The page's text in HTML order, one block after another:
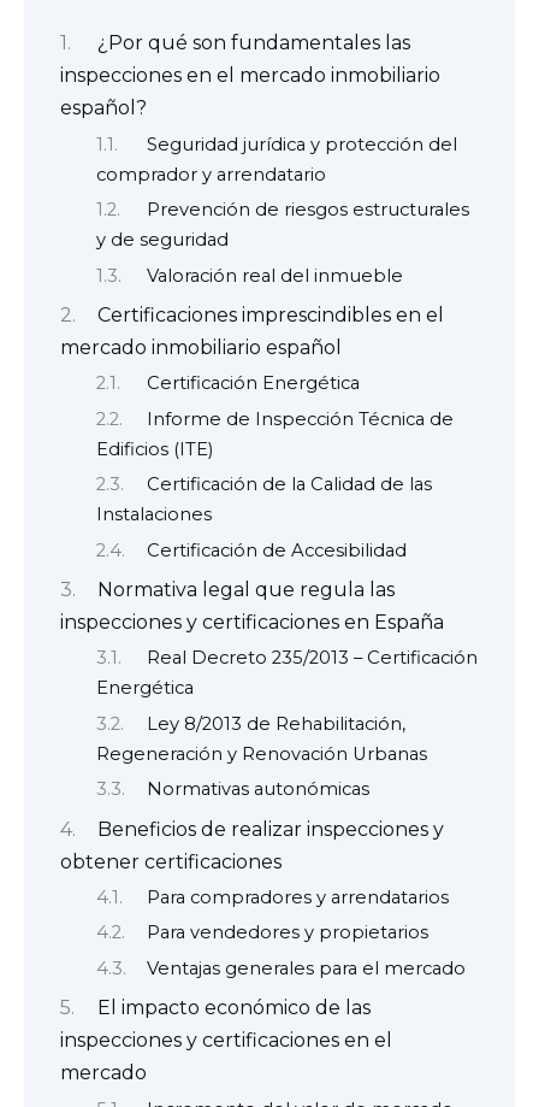
¿Por qué son fundamentales las
inspecciones en el mercado inmobiliario
español?
Seguridad jurídica y protección del
comprador y arrendatario
Prevención de riesgos estructurales
y de seguridad
Valoración real del inmueble
Certificaciones imprescindibles en el
mercado inmobiliario español
Certificación Energética
Informe de Inspección Técnica de
Edificios (ITE)
Certificación de la Calidad de las
Instalaciones
Certificación de Accesibilidad
Normativa legal que regula las
inspecciones y certificaciones en España
Real Decreto 235/2013 – Certificación
Energética
Ley 8/2013 de Rehabilitación,
Regeneración y Renovación Urbanas
Normativas autonómicas
Beneficios de realizar inspecciones y
obtener certificaciones
Para compradores y arrendatarios
Para vendedores y propietarios
Ventajas generales para el mercado
El impacto económico de las
inspecciones y certificaciones en el
mercado